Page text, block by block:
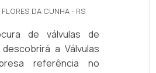
DA CUNHA - RS
de válvulas de
a Válvulas
referência no